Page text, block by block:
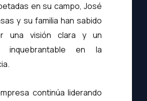
en su campo, José
y su familia han sabido
una visión clara y un
inquebrantable en la
continúa liderando